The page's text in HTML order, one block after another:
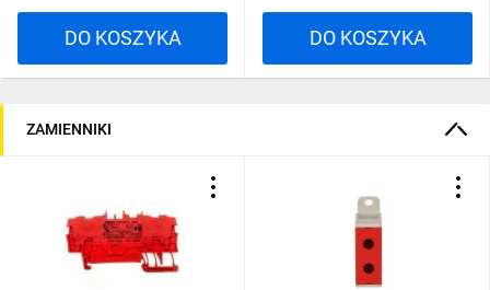
DO KOSZYKA DO KOSZYKA
ZAMIENNIKI